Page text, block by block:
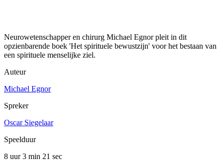
Neurowetenschapper en chirurg Michael Egnor pleit in dit
opzienbarende boek 'Het spirituele bewustzijn' voor het bestaan van
een spirituele menselijke ziel.
Auteur
Michael Egnor
Spreker
Oscar Siegelaar
Speelduur
8 uur 3 min 21 sec